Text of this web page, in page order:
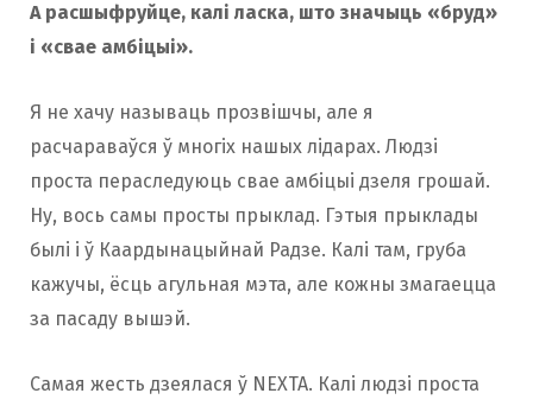
А расшыфруйце, калі ласка, што значыць «бруд»
і «свае амбіцыі».
Я не хачу называць прозвішчы, але я
расчараваўся ў многіх нашых лідарах. Людзі
проста пераследуюць свае амбіцыі дзеля грошай.
Ну, вось самы просты прыклад. Гэтыя прыклады
былі і ў Каардынацыйнай Радзе. Калі там, груба
кажучы, ёсць агульная мэта, але кожны змагаецца
за пасаду вышэй.
Самая жесть дзеялася ў NEXTA. Калі людзі проста